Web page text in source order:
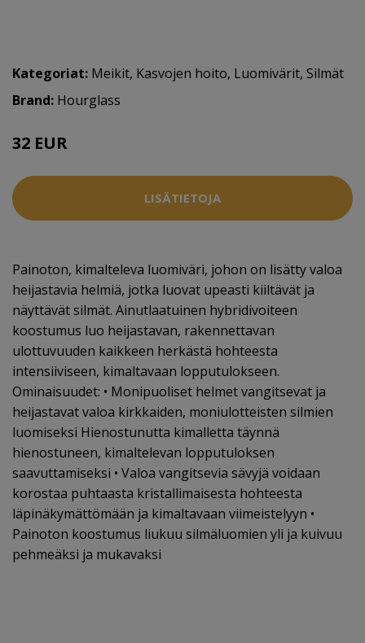
Kategoriat: Meikit, Kasvojen hoito, Luomivärit, Silmät
Brand: Hourglass
32 EUR
LISÄTIETOJA
Painoton, kimalteleva luomiväri, johon on lisätty valoa
heijastavia helmiä, jotka luovat upeasti kiiltävät ja
näyttävät silmät. Ainutlaatuinen hybridivoiteen
koostumus luo heijastavan, rakennettavan
ulottuvuuden kaikkeen herkästä hohteesta
intensiiviseen, kimaltavaan lopputulokseen.
Ominaisuudet: • Monipuoliset helmet vangitsevat ja
heijastavat valoa kirkkaiden, moniulotteisten silmien
luomiseksi Hienostunutta kimalletta täynnä
hienostuneen, kimaltelevan lopputuloksen
saavuttamiseksi • Valoa vangitsevia sävyjä voidaan
korostaa puhtaasta kristallimaisesta hohteesta
läpinäkymättömään ja kimaltavaan viimeistelyyn •
Painoton koostumus liukuu silmäluomien yli ja kuivuu
pehmeäksi ja mukavaksi